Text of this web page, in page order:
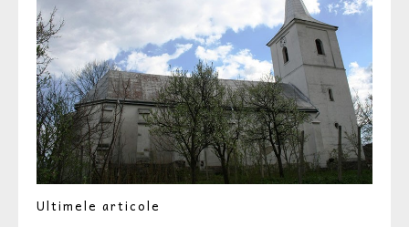
Ultimele articole